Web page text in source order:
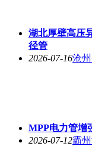
湖北厚壁高压
径管
2026-07-16沧
MPP电力管增
2026-07-12霸